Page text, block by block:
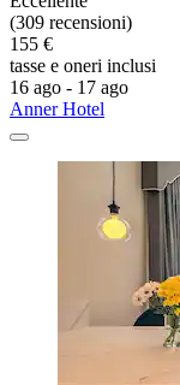
(309 recensioni)
155 €
tasse e oneri inclusi
16 ago - 17 ago
Anner Hotel